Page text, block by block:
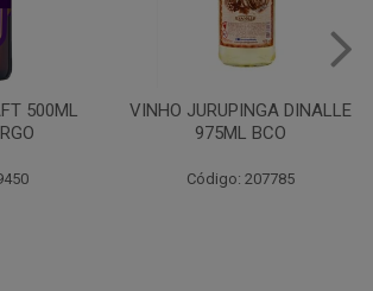
500ML
VINHO JURUPINGA DINALLE
975ML BCO
Código: 207785